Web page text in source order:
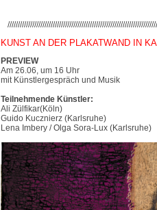
KUNST AN DER PLAKATWAND IN
PREVIEW
Am 26.06, um 16 Uhr
mit Künstlergespräch und Musik
Teilnehmende Künstler:
Ali Zülfikar(Köln)
Guido Kucznierz (Karlsruhe)
Lena Imbery / Olga Sora-Lux (Karlsruhe)